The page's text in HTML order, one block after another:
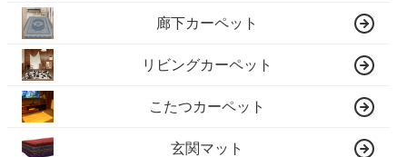
廊下カーペット
リビングカーペット
こたつカーペット
玄関マット